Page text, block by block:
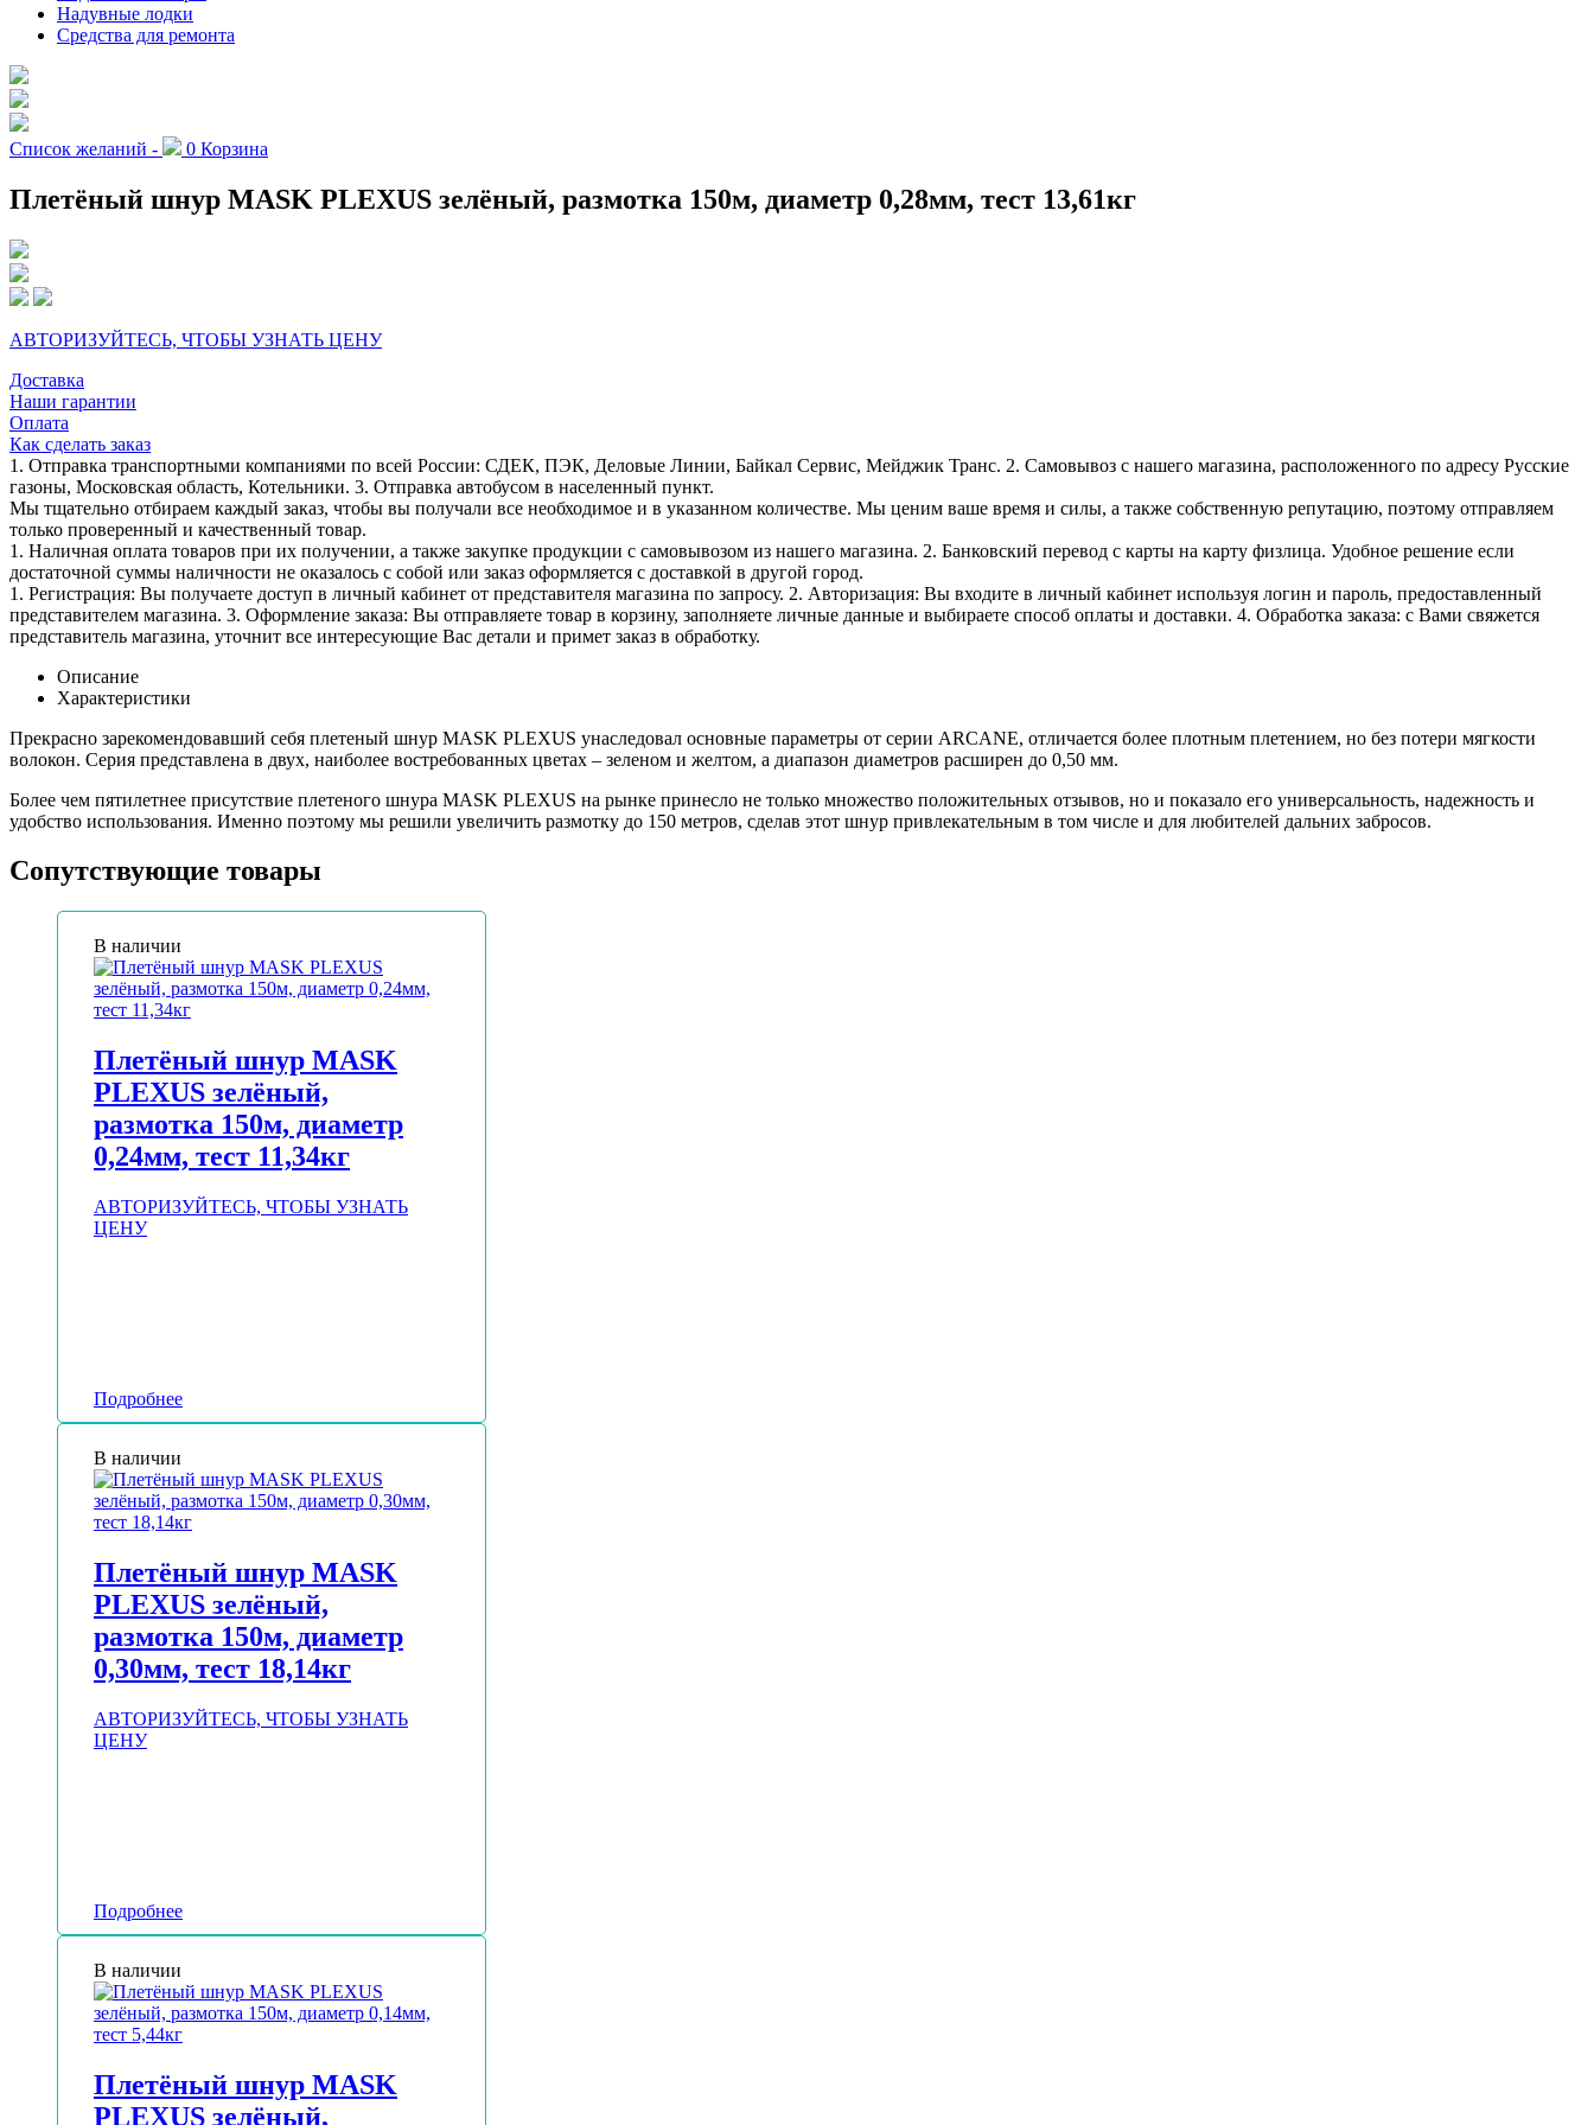
Надувные лодки
Средства для ремонта
Список желаний - 0 Корзина
Плетёный шнур MASK PLEXUS зелёный, размотка 150м, диаметр 0,28мм, тест 13,61кг
АВТОРИЗУЙТЕСЬ, ЧТОБЫ УЗНАТЬ ЦЕНУ
Доставка
Наши гарантии
Оплата
Как сделать заказ
1. Отправка транспортными компаниями по всей России: СДЕК, ПЭК, Деловые Линии, Байкал Сервис, Мейджик Транс. 2. Самовывоз с нашего магазина, расположенного по адресу Русские
газоны, Московская область, Котельники. 3. Отправка автобусом в населенный пункт.
Мы тщательно отбираем каждый заказ, чтобы вы получали все необходимое и в указанном количестве. Мы ценим ваше время и силы, а также собственную репутацию, поэтому отправляем
только проверенный и качественный товар.
1. Наличная оплата товаров при их получении, а также закупке продукции с самовывозом из нашего магазина. 2. Банковский перевод с карты на карту физлица. Удобное решение если
достаточной суммы наличности не оказалось с собой или заказ оформляется с доставкой в другой город.
1. Регистрация: Вы получаете доступ в личный кабинет от представителя магазина по запросу. 2. Авторизация: Вы входите в личный кабинет используя логин и пароль, предоставленный
представителем магазина. 3. Оформление заказа: Вы отправляете товар в корзину, заполняете личные данные и выбираете способ оплаты и доставки. 4. Обработка заказа: с Вами свяжется
представитель магазина, уточнит все интересующие Вас детали и примет заказ в обработку.
Описание
Характеристики
Прекрасно зарекомендовавший себя плетеный шнур MASK PLEXUS унаследовал основные параметры от серии ARCANE, отличается более плотным плетением, но без потери мягкости
волокон. Серия представлена в двух, наиболее востребованных цветах – зеленом и желтом, а диапазон диаметров расширен до 0,50 мм.
Более чем пятилетнее присутствие плетеного шнура MASK PLEXUS на рынке принесло не только множество положительных отзывов, но и показало его универсальность, надежность и
удобство использования. Именно поэтому мы решили увеличить размотку до 150 метров, сделав этот шнур привлекательным в том числе и для любителей дальних забросов.
Сопутствующие товары
В наличии
Плетёный шнур MASK
PLEXUS зелёный,
размотка 150м, диаметр
0,24мм, тест 11,34кг
АВТОРИЗУЙТЕСЬ, ЧТОБЫ УЗНАТЬ
ЦЕНУ
Подробнее
В наличии
Плетёный шнур MASK
PLEXUS зелёный,
размотка 150м, диаметр
0,30мм, тест 18,14кг
АВТОРИЗУЙТЕСЬ, ЧТОБЫ УЗНАТЬ
ЦЕНУ
Подробнее
В наличии
Плетёный шнур MASK
PLEXUS зелёный,